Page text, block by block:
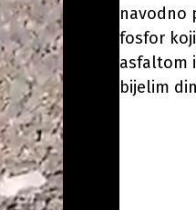
navodno
fosfor
asfaltom
bijelim